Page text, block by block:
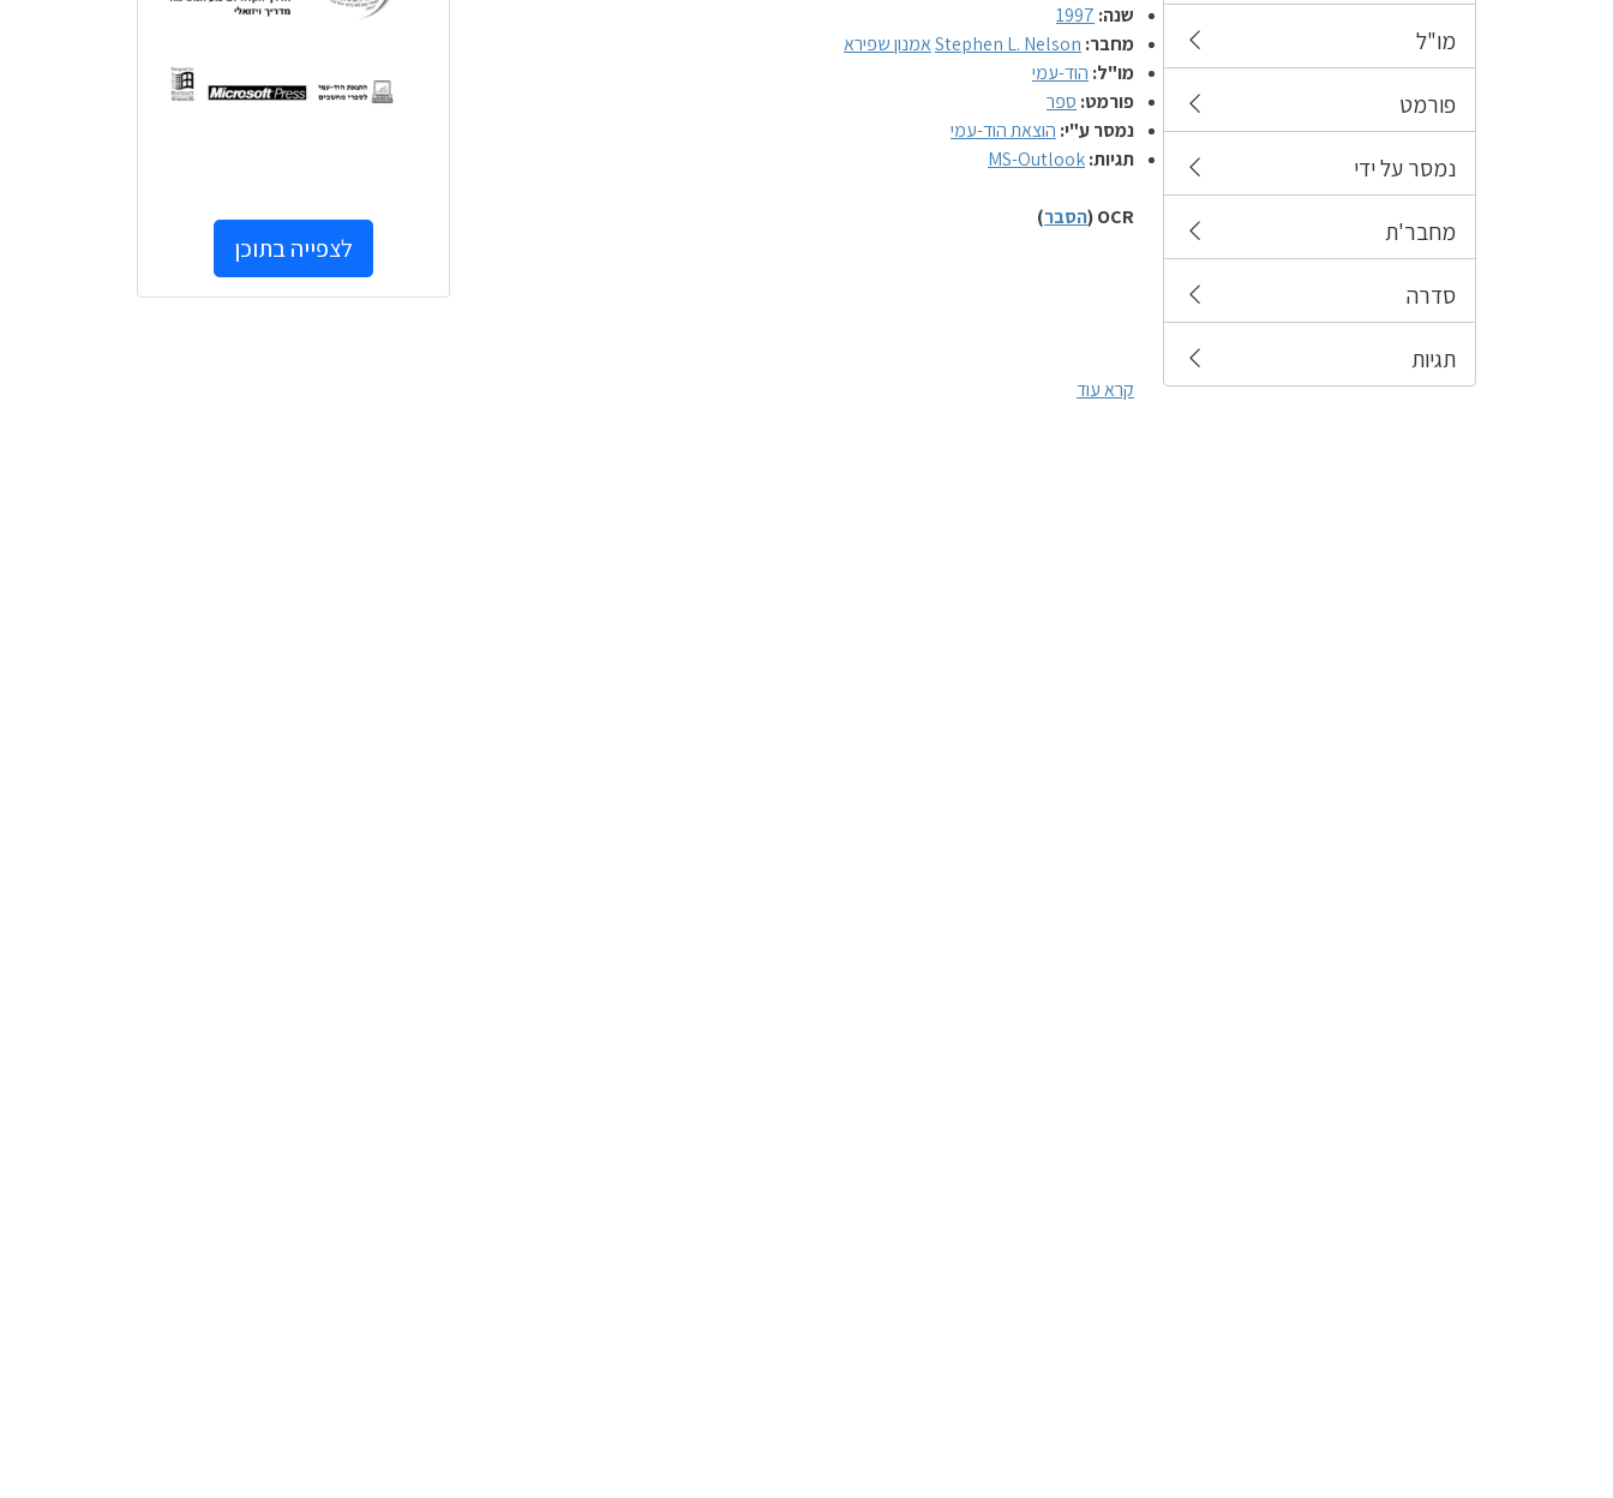
מו"ל
פורמט
נמסר על ידי
מחבר'ת
סדרה
תגיות
שנה: 1997
מחבר: Stephen L. Nelsonאמנון שפירא
מו"ל: הוד-עמי
פורמט: ספר
נמסר ע"י: הוצאת הוד-עמי
תגיות:MS-Outlook
OCR ( הסבר)
קרא עוד
לצפייה בתוכן